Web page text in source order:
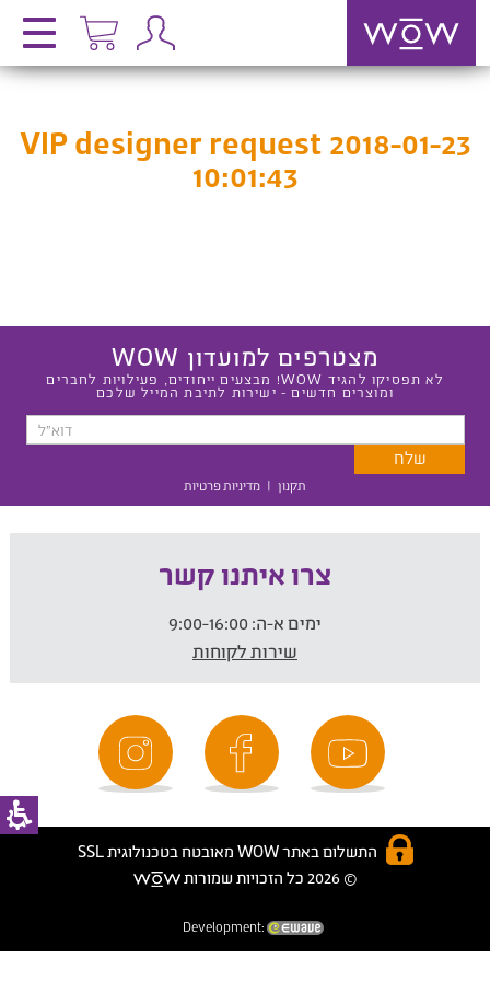
VIP designer request 2018-01-23
10:01:43
מצטרפים למועדון WOW
לא תפסיקו להגיד WOW! מבצעים ייחודים, פעילויות לחברים
ומוצרים חדשים - ישירות לתיבת המייל שלכם
תקנון | מדיניות פרטיות
צרו איתנו קשר
ימים א-ה:
שירות לקוחות
התשלום באתר WOW מאובטח בטכנולוגית SSL
© 2026 כל הזכויות שמורות
Development: